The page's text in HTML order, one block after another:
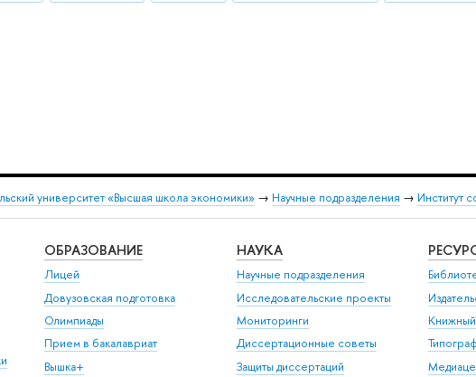
университет «Высшая школа экономики» → Научные подразделения → Институт
ОБРАЗОВАНИЕ
Лицей
Довузовская подготовка
Олимпиады
Прием в бакалавриат
Вышка+
НАУКА
Научные подразделения
Исследовательские проекты
Мониторинги
Диссертационные советы
Защиты диссертаций
Книжный